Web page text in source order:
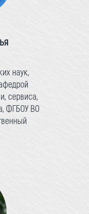
наук,
сервиса,
ФГБОУ ВО